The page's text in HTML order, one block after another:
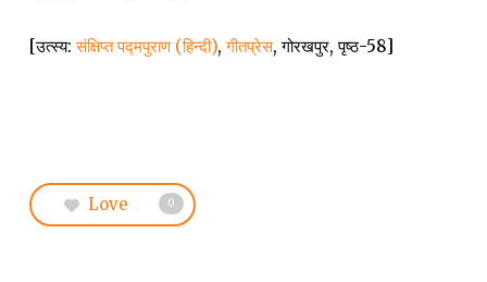
[उत्स्य:संक्षिप्त पद्मपुराण (हिन्दी),गीतप्रेस, गोरखपुर, पृष्ठ-58]
Love 0